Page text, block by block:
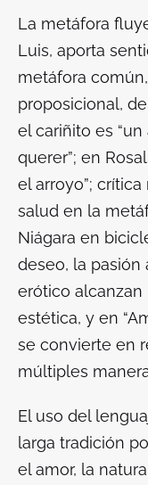
La metáfora
Luis, aporta
metáfora
proposicional,
el cariñito es
querer”; en
el arroyo”;
salud en la
Niágara en
deseo, la pasión
erótico alcanzan
estética, y en
se convierte en
múltiples
El uso del
larga tradición
el amor, la